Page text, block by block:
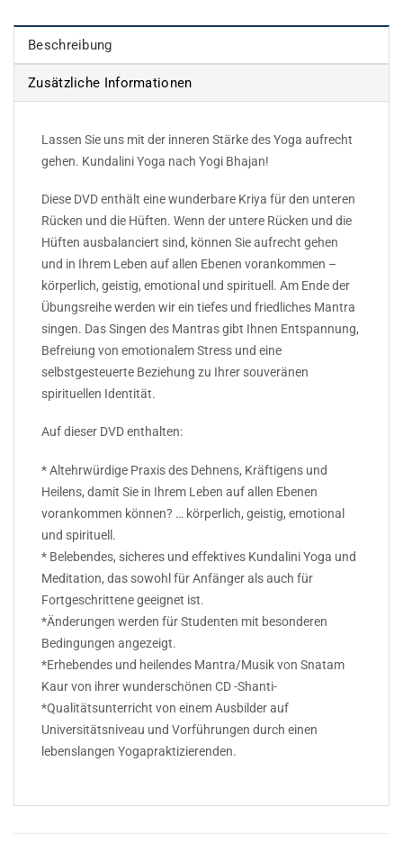
Beschreibung
Zusätzliche Informationen
Lassen Sie uns mit der inneren Stärke des Yoga aufrecht
gehen. Kundalini Yoga nach Yogi Bhajan!
Diese DVD enthält eine wunderbare Kriya für den unteren
Rücken und die Hüften. Wenn der untere Rücken und die
Hüften ausbalanciert sind, können Sie aufrecht gehen
und in Ihrem Leben auf allen Ebenen vorankommen –
körperlich, geistig, emotional und spirituell. Am Ende der
Übungsreihe werden wir ein tiefes und friedliches Mantra
singen. Das Singen des Mantras gibt Ihnen Entspannung,
Befreiung von emotionalem Stress und eine
selbstgesteuerte Beziehung zu Ihrer souveränen
spirituellen Identität.
Auf dieser DVD enthalten:
* Altehrwürdige Praxis des Dehnens, Kräftigens und
Heilens, damit Sie in Ihrem Leben auf allen Ebenen
vorankommen können? … körperlich, geistig, emotional
und spirituell.
* Belebendes, sicheres und effektives Kundalini Yoga und
Meditation, das sowohl für Anfänger als auch für
Fortgeschrittene geeignet ist.
*Änderungen werden für Studenten mit besonderen
Bedingungen angezeigt.
*Erhebendes und heilendes Mantra/Musik von Snatam
Kaur von ihrer wunderschönen CD -Shanti-
*Qualitätsunterricht von einem Ausbilder auf
Universitätsniveau und Vorführungen durch einen
lebenslangen Yogapraktizierenden.